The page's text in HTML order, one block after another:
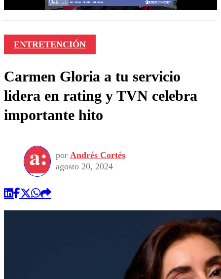
ENTRETENCIÓN
Carmen Gloria a tu servicio
lidera en rating y TVN celebra
importante hito
por Andrés Cortés
agosto 20, 2024